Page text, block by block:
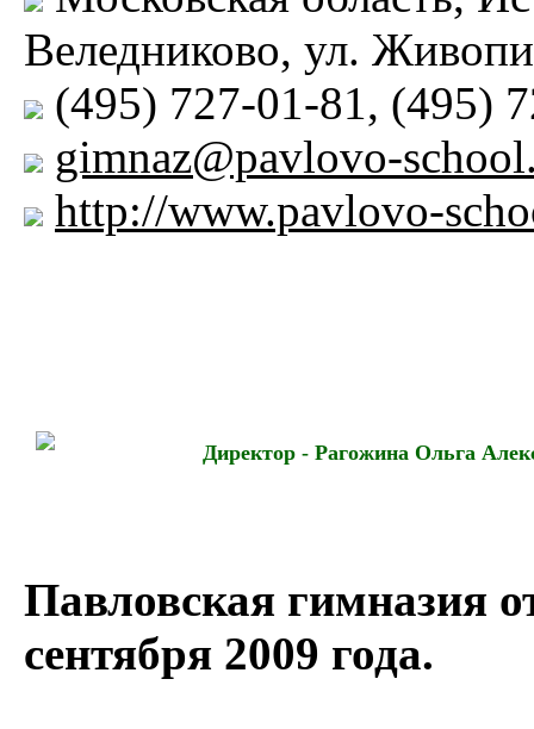
Веледниково, ул.
(495) 727-01-81, (495)
gimnaz@pavlovo-
http://www.pavlovo-
Директор - Рагожина Ольга
Павловская гимназия
сентября 2009 года.